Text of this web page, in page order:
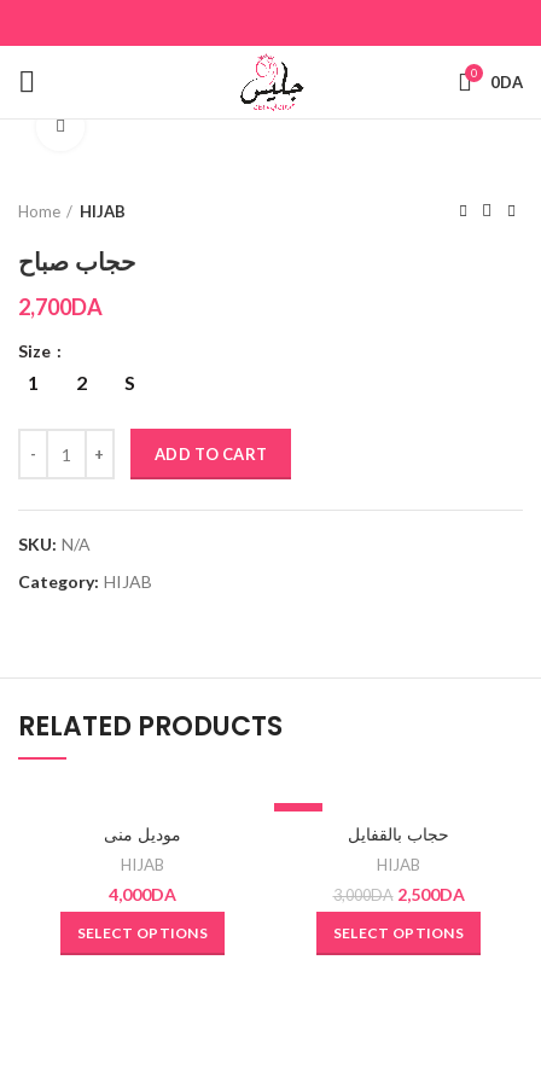
0 0DA
Home HIJAB
حجاب صباح
2,700DA
Size
1 2 S
ADD TO CART
SKU: N/A
Category: HIJAB
RELATED PRODUCTS
موديل منى
HIJAB
4,000DA
SELECT OPTIONS
-17%
حجاب بالقفايل
HIJAB
3,000DA 2,500DA
SELECT OPTIONS